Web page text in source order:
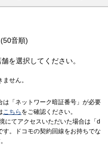
音順)
を選択してください。
せん。
は「ネットワーク暗証番号」が必要
こちら をご確認ください。
にてアクセスいただいた場合は「d
。ドコモの契約回線をお持ちでな